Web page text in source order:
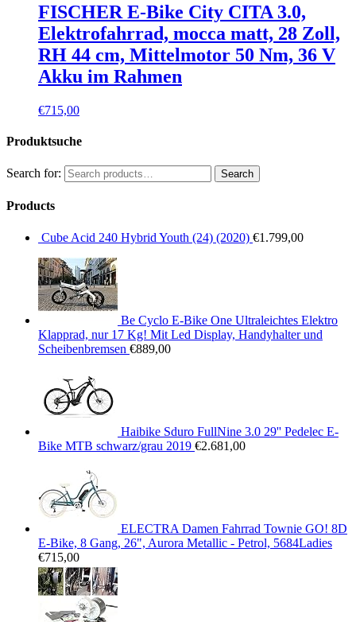
FISCHER E-Bike City CITA 3.0,
Elektrofahrrad, mocca matt, 28 Zoll,
RH 44 cm, Mittelmotor 50 Nm, 36 V
Akku im Rahmen
€715,00
Produktsuche
Search for: Search
Products
Cube Acid 240 Hybrid Youth (24) (2020) €1.799,00
Be Cyclo E-Bike One Ultraleichtes Elektro
Klapprad, nur 17 Kg! Mit Led Display, Handyhalter und
Scheibenbremsen €889,00
Haibike Sduro FullNine 3.0 29'' Pedelec E-
Bike MTB schwarz/grau 2019 €2.681,00
ELECTRA Damen Fahrrad Townie GO! 8D
E-Bike, 8 Gang, 26", Aurora Metallic - Petrol, 5684Ladies
€715,00